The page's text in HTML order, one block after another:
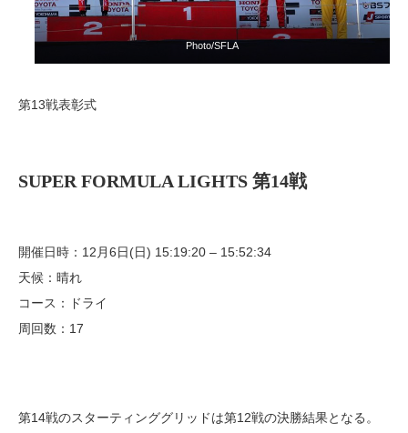
Photo/SFLA
第13戦表彰式
SUPER FORMULA LIGHTS 第14戦
開催日時：12月6日(日) 15:19:20 – 15:52:34
天候：晴れ
コース：ドライ
周回数：17
第14戦のスターティンググリッドは第12戦の決勝結果となる。